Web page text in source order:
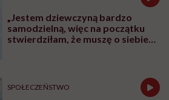
„Jestem dziewczyną bardzo
samodzielną, więc na początku
stwierdziłam, że muszę o siebie
SPOŁECZEŃSTWO